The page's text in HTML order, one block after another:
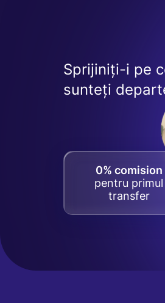
Sprijiniți-i pe
sunteți
0% comision
pentru primul
transfer